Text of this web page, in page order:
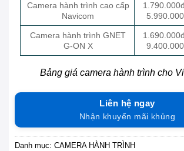
Camera hành trình cao cấp
Navicom
Camera hành trình GNET
G-ON X
Bảng giá camera hành trình cho
Liên hệ ngay
Nhận khuyến mãi khủng
Danh mục: CAMERA HÀNH TRÌNH